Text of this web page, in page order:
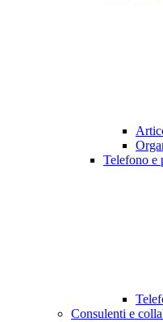
Telefono e
Consulenti e